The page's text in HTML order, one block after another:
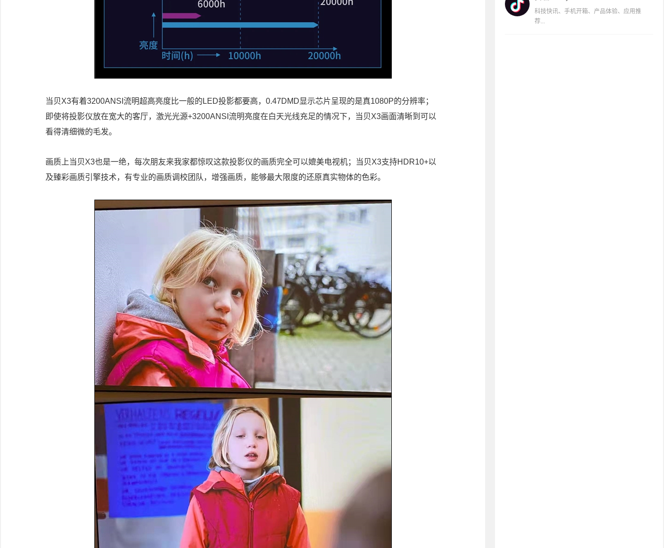
当贝X3有着3200ANSI流明超高亮度比一般的LED投影都要高，0.47DMD显示芯片呈现的是真1080P的分辨率；
即使将投影仪放在宽大的客厅，激光光源+3200ANSI流明亮度在白天光线充足的情况下，当贝X3画面清晰到可以
看得清细微的毛发。
画质上当贝X3也是一绝，每次朋友来我家都惊叹这款投影仪的画质完全可以媲美电视机；当贝X3支持HDR10+以
及臻彩画质引擎技术，有专业的画质调校团队，增强画质，能够最大限度的还原真实物体的色彩。
科技快讯、手机开箱、产品体验、应用推
荐...